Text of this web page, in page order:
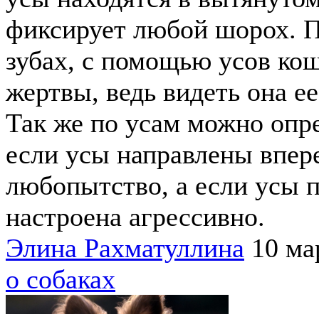
фиксирует любой шорох.
зубах, с помощью усов
жертвы, ведь видеть она
Так же по усам можно
если усы направлены
любопытство, а если усы
настроена агрессивно.
Элина Рахматуллина 10
о собаках